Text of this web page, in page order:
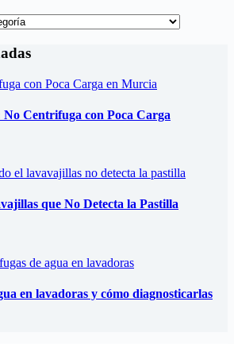
Centrifuga con Poca Carga
que No Detecta la Pastilla
en lavadoras y cómo diagnosticarlas